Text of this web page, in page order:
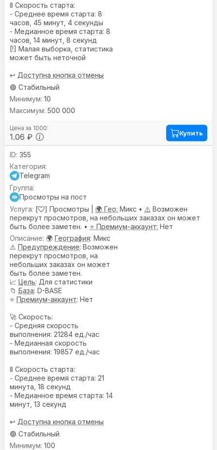
🚦 Скорость старта:
- Среднее время старта: 8
часов, 45 минут, 4 секунды
- Медианное время старта: 8
часов, 14 минут, 8 секунд
[!] Малая выборка, статистика
может быть неточной
↩️ Доступна кнопка отмены
🟢 Стабильный
1.06 ₽
10
500 000
Купить
355
Telegram
Просмотры на пост
[
] Просмотры | 🌍 Гео: Микс • ⚠️ Возможен
перекрут просмотров, на небольших заказах он может
быть более заметен. • ⭐ Премиум-аккаунт: Нет
🌍 География: Микс
⚠️ Предупреждениe: Возможен
перекрут просмотров, на
небольших заказах он может
быть более заметен.
📈 Цель: Для статистики
📁 База: D-BASE
⭐ Премиум-аккаунт: Нет
🚀 Скорость:
- Средняя скорость
выполнения: 21284 ед./час
- Медианная скорость
выполнения: 19857 ед./час
🚦 Скорость старта:
- Среднее время старта: 21
минута, 18 секунд
- Медианное время старта: 14
минут, 13 секунд
↩️ Доступна кнопка отмены
🟢 Стабильный
100